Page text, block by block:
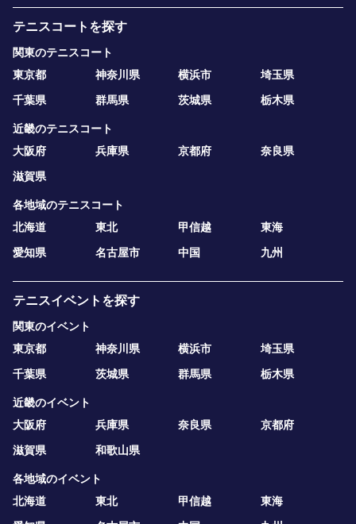
テニスコートを探す
関東のテニスコート
東京都
神奈川県 横浜市
埼玉県
千葉県
群馬県 茨城県 栃木県
近畿のテニスコート
大阪府
兵庫県 京都府
奈良県
滋賀県
各地域のテニスコート
北海道
東北 甲信越
東海
愛知県
名古屋市 中国 九州
テニスイベントを探す
関東のイベント
東京都
神奈川県 横浜市
埼玉県
千葉県
茨城県 群馬県 栃木県
近畿のイベント
大阪府
兵庫県 奈良県
京都府
滋賀県
和歌山県
各地域のイベント
北海道
東北 甲信越
東海